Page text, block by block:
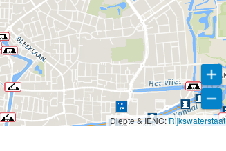
Diepte & IENC:Rijkswaterstaat